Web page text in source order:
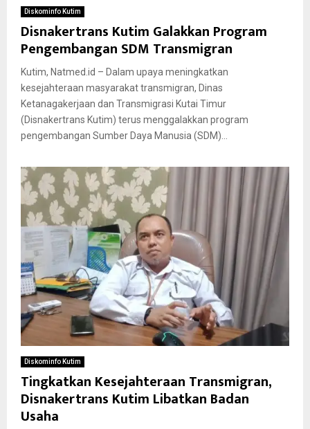
Diskominfo Kutim
Disnakertrans Kutim Galakkan Program
Pengembangan SDM Transmigran
Kutim, Natmed.id – Dalam upaya meningkatkan
kesejahteraan masyarakat transmigran, Dinas
Ketanagakerjaan dan Transmigrasi Kutai Timur
(Disnakertrans Kutim) terus menggalakkan program
pengembangan Sumber Daya Manusia (SDM)...
Diskominfo Kutim
Tingkatkan Kesejahteraan Transmigran,
Disnakertrans Kutim Libatkan Badan
Usaha